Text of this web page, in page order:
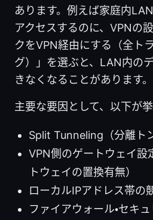
あります。例えば家庭内
アクセスするのに、VPNの
クをVPN経由にする（全ト
グ）」を選ぶと、LAN内の
きなくなることがあります。
主要な要因として、以下が挙
Split Tunneling（分離ト
VPN側のゲートウェイ設
トウェイの置換有無）
ローカルIPアドレス帯の
ファイアウォール・セキ